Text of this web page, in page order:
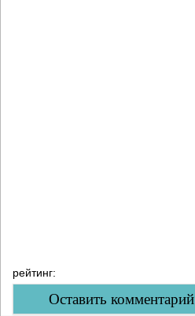
рейтинг:
Оставить комментарий